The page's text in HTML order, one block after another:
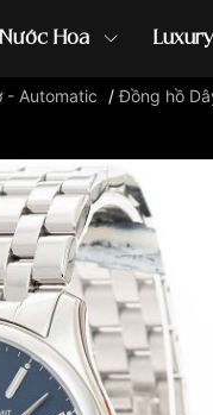
Nước Hoa
hồ casio đồng hồ G-Shock
- Automatic /Đồng hồ